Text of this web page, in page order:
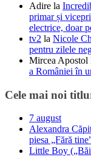
Adire la
primar și
electrice, doar
tv2 la Nicole
pentru zilele
Mircea Apostol
a României în
Cele mai noi
7 august
Alexandra
piesa „Fără
Little Boy